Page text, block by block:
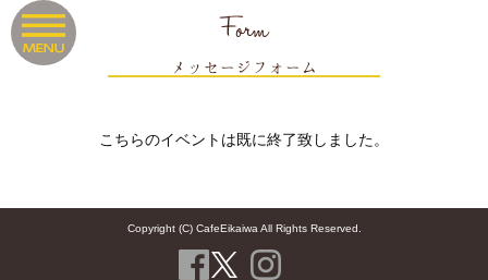
Form
メッセージフォーム
こちらのイベントは既に終了致しました。
Copyright (C) CafeEikaiwa All Rights Reserved.